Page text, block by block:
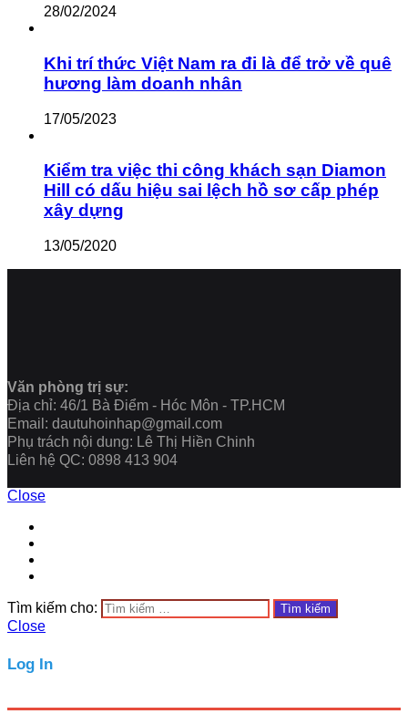
28/02/2024
Khi trí thức Việt Nam ra đi là để trở về quê
hương làm doanh nhân
17/05/2023
Kiểm tra việc thi công khách sạn Diamon
Hill có dấu hiệu sai lệch hồ sơ cấp phép
xây dựng
13/05/2020
Văn phòng trị sự:
Địa chỉ: 46/1 Bà Điểm - Hóc Môn - TP.HCM
Email: dautuhoinhap@gmail.com
Phụ trách nội dung: Lê Thị Hiền Chinh
Liên hệ QC: 0898 413 904
Close
Tìm kiếm cho:
Close
Log In